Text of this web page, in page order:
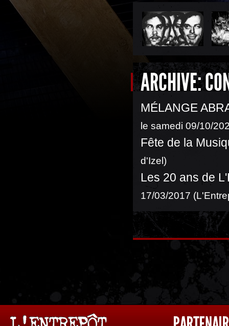
ARCHIVE:
MÉLANGE
le samedi 09/10/
Fête de la
d'Izel)
Les 20 ans de
17/03/2017